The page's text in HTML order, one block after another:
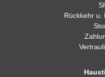
Rückkehr u.